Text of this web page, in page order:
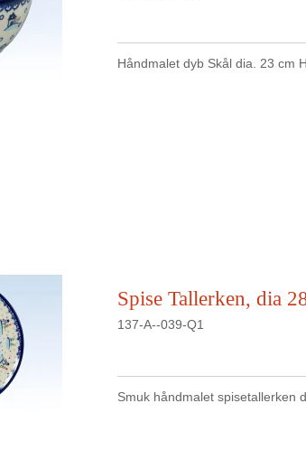
Håndmalet dyb Skål dia. 23 cm
Spise Tallerken, dia
137-A--039-Q1
Smuk håndmalet spisetallerken